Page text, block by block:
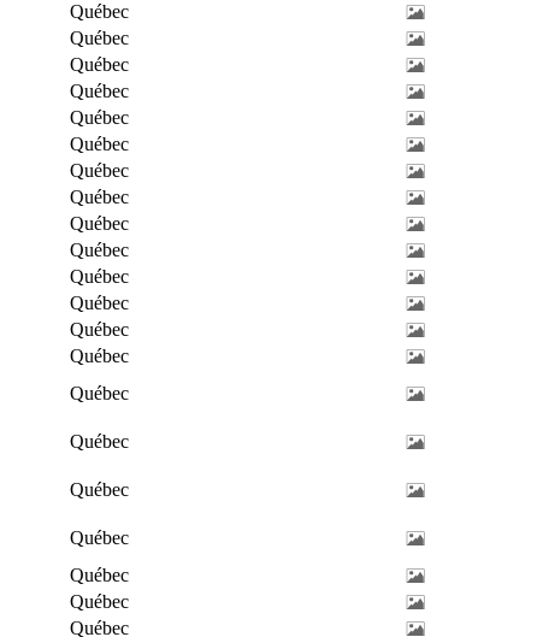
Québec
Québec
Québec
Québec
Québec
Québec
Québec
Québec
Québec
Québec
Québec
Québec
Québec
Québec
Québec
Québec
Québec
Québec
Québec
Québec
Québec